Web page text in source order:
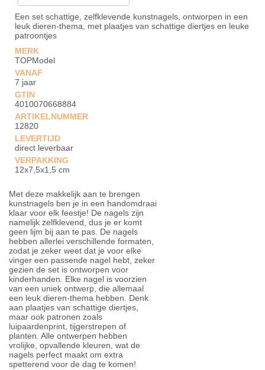
Een set schattige, zelfklevende kunstnagels, ontworpen in een
leuk dieren-thema, met plaatjes van schattige diertjes en leuke
patroontjes
MERK
TOPModel
VANAF
7 jaar
GTIN
4010070668884
ARTIKELNUMMER
12820
LEVERTIJD
direct leverbaar
VERPAKKING
12x7,5x1,5 cm
Met deze makkelijk aan te brengen
kunstnagels ben je in een handomdraai
klaar voor elk feestje! De nagels zijn
namelijk zelfklevend, dus je er komt
geen lijm bij aan te pas. De nagels
hebben allerlei verschillende formaten,
zodat je zeker weet dat je voor elke
vinger een passende nagel hebt, zeker
gezien de set is ontworpen voor
kinderhanden. Elke nagel is voorzien
van een uniek ontwerp, die allemaal
een leuk dieren-thema hebben. Denk
aan plaatjes van schattige diertjes,
maar ook patronen zoals
luipaardenprint, tijgerstrepen of
planten. Alle ontwerpen hebben
vrolijke, opvallende kleuren, wat de
nagels perfect maakt om extra
spetterend voor de dag te komen!